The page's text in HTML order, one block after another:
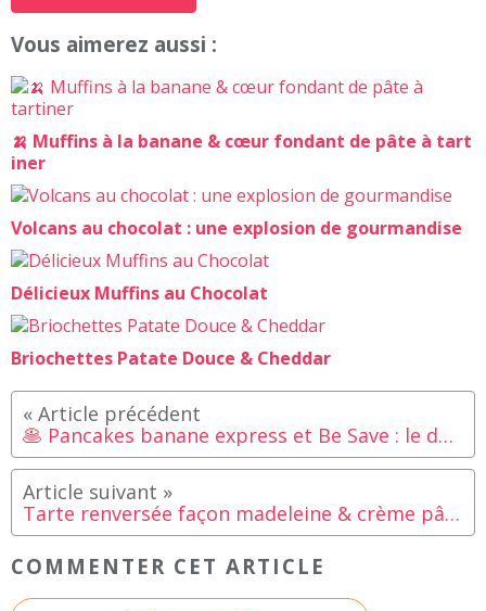
Vous aimerez aussi :
🍌 Muffins à la banane & cœur fondant de pâte à tart
iner
Volcans au chocolat : une explosion de gourmandise
Délicieux Muffins au Chocolat
Briochettes Patate Douce & Cheddar
🥞 Pancakes banane express et Be Save : le duo qui a tout bon ! 🍌✨
Tarte renversée façon madeleine & crème pâtissière : le dessert bluffant (et facile !) de l’été
COMMENTER CET ARTICLE